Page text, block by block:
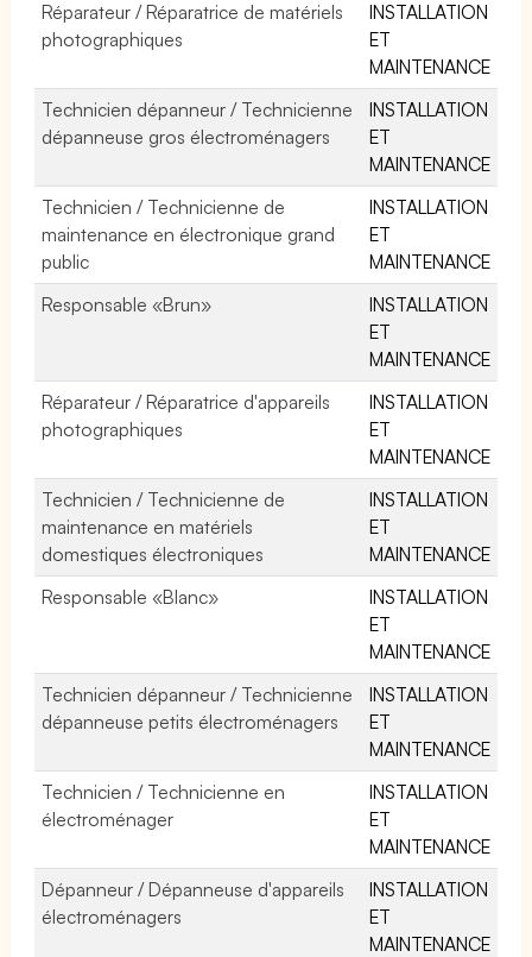
Réparateur / Réparatrice de matériels
photographiques
INSTALLATION
ET
MAINTENANCE
Technicien dépanneur / Technicienne
dépanneuse gros électroménagers
INSTALLATION
ET
MAINTENANCE
Technicien / Technicienne de
maintenance en électronique grand
public
INSTALLATION
ET
MAINTENANCE
Responsable «Brun»
INSTALLATION
ET
MAINTENANCE
Réparateur / Réparatrice d'appareils
photographiques
INSTALLATION
ET
MAINTENANCE
Technicien / Technicienne de
maintenance en matériels
domestiques électroniques
INSTALLATION
ET
MAINTENANCE
Responsable «Blanc»
INSTALLATION
ET
MAINTENANCE
Technicien dépanneur / Technicienne
dépanneuse petits électroménagers
INSTALLATION
ET
MAINTENANCE
Technicien / Technicienne en
électroménager
INSTALLATION
ET
MAINTENANCE
Dépanneur / Dépanneuse d'appareils
électroménagers
INSTALLATION
ET
MAINTENANCE